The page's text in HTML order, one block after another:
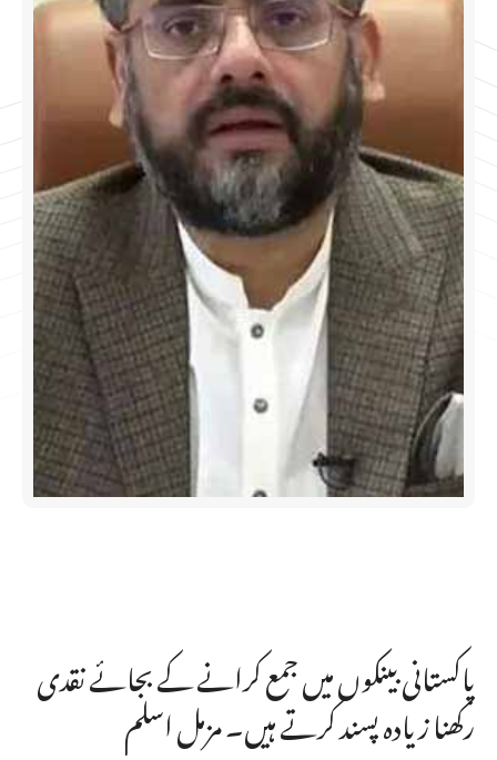
پاکستانی بینکوں میں جمع کرانے کے بجائے نقدی
رکھنا زیادہ پسند کرتے ہیں۔ مزمل اسلم